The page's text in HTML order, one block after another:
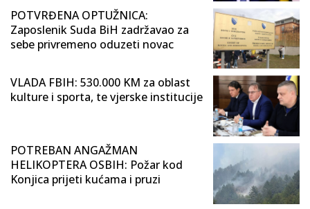
POTVRĐENA OPTUŽNICA:
Zaposlenik Suda BiH zadržavao za
sebe privremeno oduzeti novac
VLADA FBIH: 530.000 KM za oblast
kulture i sporta, te vjerske institucije
POTREBAN ANGAŽMAN
HELIKOPTERA OSBIH: Požar kod
Konjica prijeti kućama i pruzi